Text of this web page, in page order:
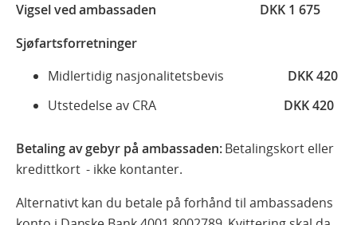
Vigsel ved ambassaden DKK 1 675
Sjøfartsforretninger
Midlertidig nasjonalitetsbevis DKK 420
Utstedelse av CRA DKK 420
Betaling av gebyr på ambassaden:Betalingskort eller
kredittkort - ikke kontanter.
Alternativt kan du betale på forhånd til ambassadens